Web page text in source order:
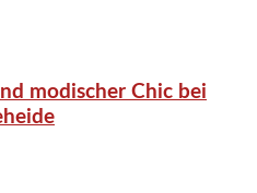
modischer Chic bei